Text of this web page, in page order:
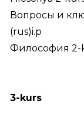
Вопросы и
(rus)i.p
Философия 2-
3-kurs